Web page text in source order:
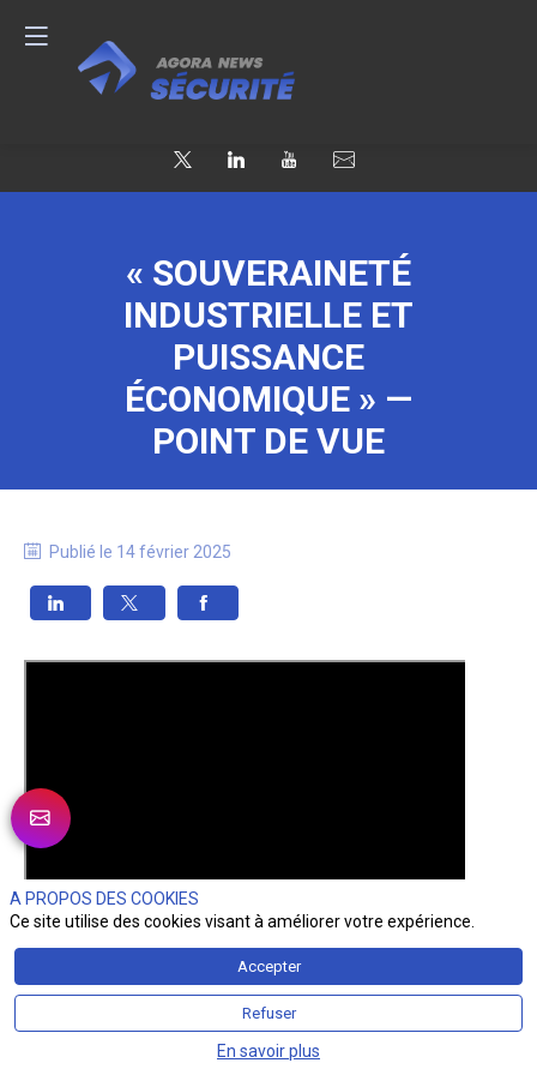
« SOUVERAINETÉ
INDUSTRIELLE ET
PUISSANCE
ÉCONOMIQUE » —
POINT DE VUE
Publié le 14 février 2025
A PROPOS DES COOKIES
Ce site utilise des cookies visant à améliorer votre expérience.
Accepter
Refuser
En savoir plus